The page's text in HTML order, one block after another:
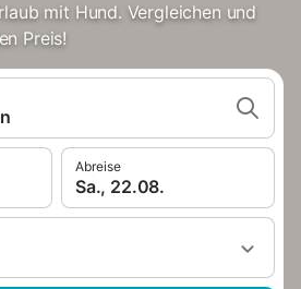
mit Hund. Vergleichen und
Preis!
Abreise
Sa., 22.08.